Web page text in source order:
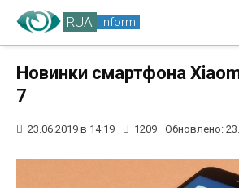
RUA inform
Новинки смартфона
7
23.06.2019 в 14:19 1209 Обновлено: